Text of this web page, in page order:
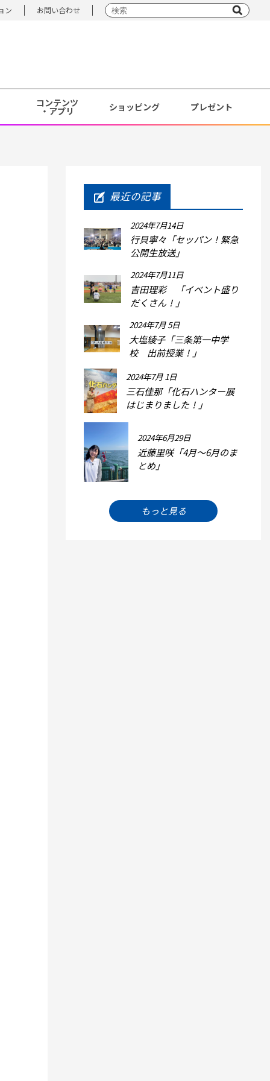
ン お問い合わせ
コンテンツ
・アプリ ショッピング プレゼント
最近の記事
2024年7月14日
行貝寧々「セッパン！緊急
公開生放送」
2024年7月11日
吉田理彩 「イベント盛り
だくさん！」
2024年7月 5日
大塩綾子「三条第一中学
校 出前授業！」
2024年7月 1日
三石佳那「化石ハンター展
はじまりました！」
2024年6月29日
近藤里咲「4月～6月のま
とめ」
もっと見る